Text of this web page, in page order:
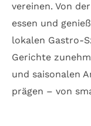
vereinen. Von
essen und
lokalen Gastro-
Gerichte
und saisonalen
prägen – von